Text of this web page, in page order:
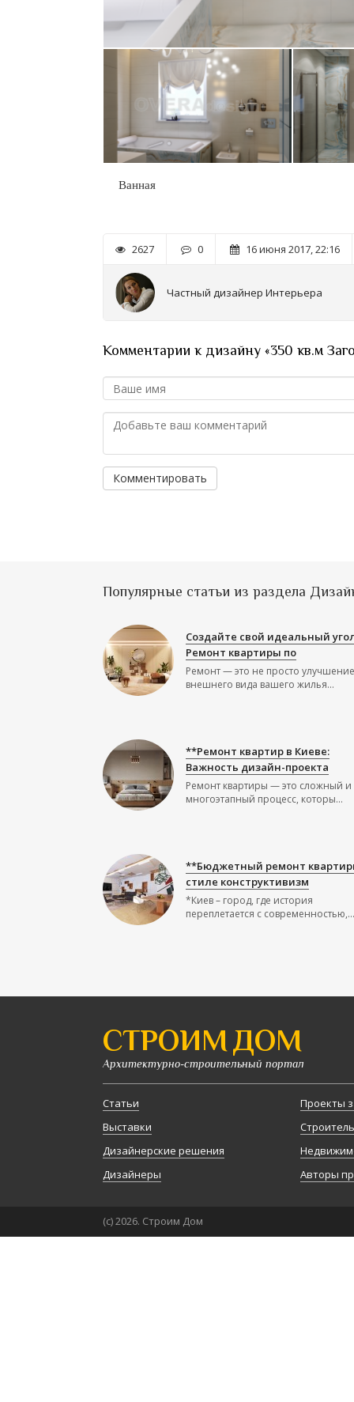
Ванная
2627 0 16 июня 2017, 22:16
Частный дизайнер Интерьера
Комментарии к дизайну «350 кв.м
Комментировать
Популярные статьи из раздела
Создайте свой идеальный
Ремонт квартиры по
Ремонт — это не просто улучшение
внешнего вида вашего жилья...
**Ремонт квартир в Киеве:
Важность дизайн-проекта
Ремонт квартиры — это сложный и
многоэтапный процесс, которы...
**Бюджетный ремонт
стиле конструктивизм
*Киев – город, где история
переплетается с современностью,...
СТРОИМ ДОМ
Архитектурно-строительный портал
Статьи
Выставки
Дизайнерские решения
Дизайнеры
Проекты
Авторы
(с) 2026. Строим Дом